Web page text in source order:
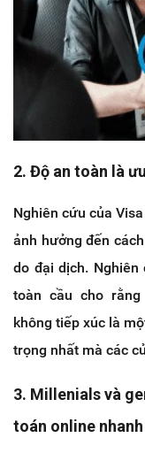
2. Độ an toàn là
Nghiên cứu của
ảnh hưởng đến
do đại dịch.
toàn cầu cho
không tiếp xúc là
trọng nhất mà các
3. Millenials và
toán online